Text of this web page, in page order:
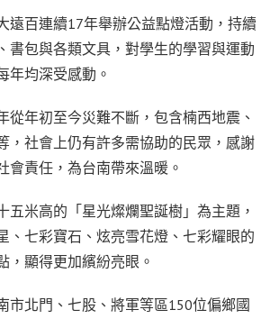
遠百連續17年舉辦公益點燈活動，持續
書包與各類文具，對學生的學習與運動
年均深受感動。
從年初至今災難不斷，包含楠西地震、
，社會上仍有許多需協助的民眾，感謝
會責任，為台南帶來溫暖。
五米高的「星光燦爛聖誕樹」為主題，
、七彩寶石、炫亮雪花燈、七彩耀眼的
，顯得更加繽紛亮眼。
市北門、七股、將軍等區150位偏鄉國